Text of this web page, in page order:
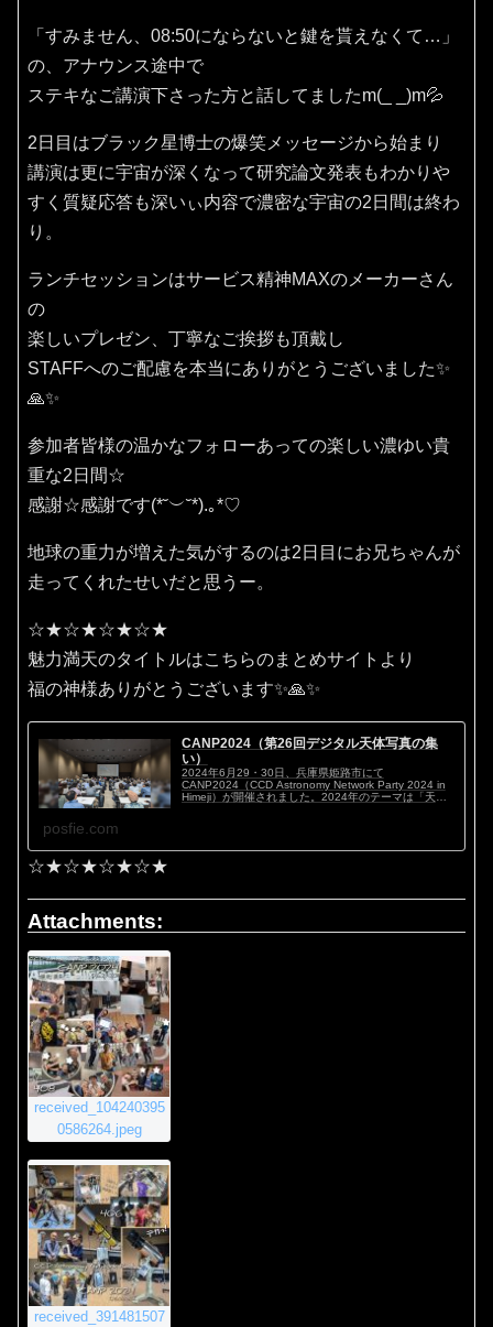
「すみません、08:50にならないと鍵を貰えなくて…」
の、アナウンス途中で
ステキなご講演下さった方と話してましたm(_ _)m💦
2日目はブラック星博士の爆笑メッセージから始まり
講演は更に宇宙が深くなって研究論文発表もわかりや
すく質疑応答も深いぃ内容で濃密な宇宙の2日間は終わ
り。
ランチセッションはサービス精神MAXのメーカーさん
の
楽しいプレゼン、丁寧なご挨拶も頂戴し
STAFFへのご配慮を本当にありがとうございました✨
🙏✨
参加者皆様の温かなフォローあっての楽しい濃ゆい貴
重な2日間☆
感謝☆感謝です(⁠*⁠˘⁠︶⁠˘⁠*⁠)⁠.⁠｡⁠*⁠♡
地球の重力が増えた気がするのは2日目にお兄ちゃんが
走ってくれたせいだと思うー。
☆★☆★☆★☆★
魅力満天のタイトルはこちらのまとめサイトより
福の神様ありがとうございます✨🙏✨
CANP2024（第26回デジタル天体写真の集
い）
2024年6月29・30日、兵庫県姫路市にて
CANP2024（CCD Astronomy Network Party 2024 in
Himeji）が開催されました。2024年のテーマは「天体
posfie.com
☆★☆★☆★☆★
Attachments:
received_104240395
0586264.jpeg
received_391481507